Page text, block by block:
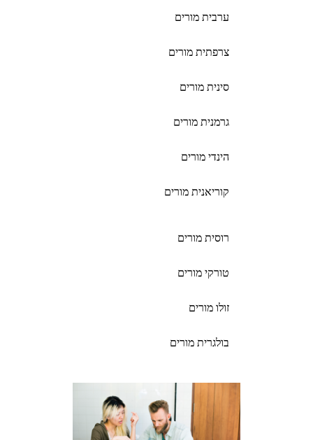
ערבית מורים
צרפתית מורים
סינית מורים
גרמנית מורים
הינדי מורים
קוריאנית מורים
רוסית מורים
טורקי מורים
זולו מורים
בולגרית מורים